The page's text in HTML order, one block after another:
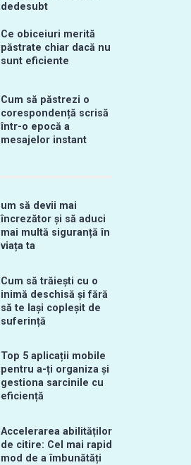
dedesubt
Ce obiceiuri merită
păstrate chiar dacă nu
sunt eficiente
Cum să păstrezi o
corespondență scrisă
într-o epocă a
mesajelor instant
um să devii mai
încrezător și să aduci
mai multă siguranță în
viața ta
Cum să trăiești cu o
inimă deschisă și fără
să te lași copleșit de
suferință
Top 5 aplicații mobile
pentru a-ți organiza și
gestiona sarcinile cu
eficiență
Accelerarea abilităților
de citire: Cel mai rapid
mod de a îmbunătăți